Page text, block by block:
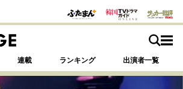
連載 ランキング 出演者一覧